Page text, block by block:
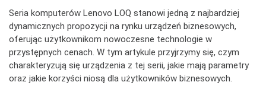
Seria komputerów Lenovo LOQ stanowi jedną z najbardziej
dynamicznych propozycji na rynku urządzeń biznesowych,
oferując użytkownikom nowoczesne technologie w
przystępnych cenach. W tym artykule przyjrzymy się, czym
charakteryzują się urządzenia z tej serii, jakie mają parametry
oraz jakie korzyści niosą dla użytkowników biznesowych.